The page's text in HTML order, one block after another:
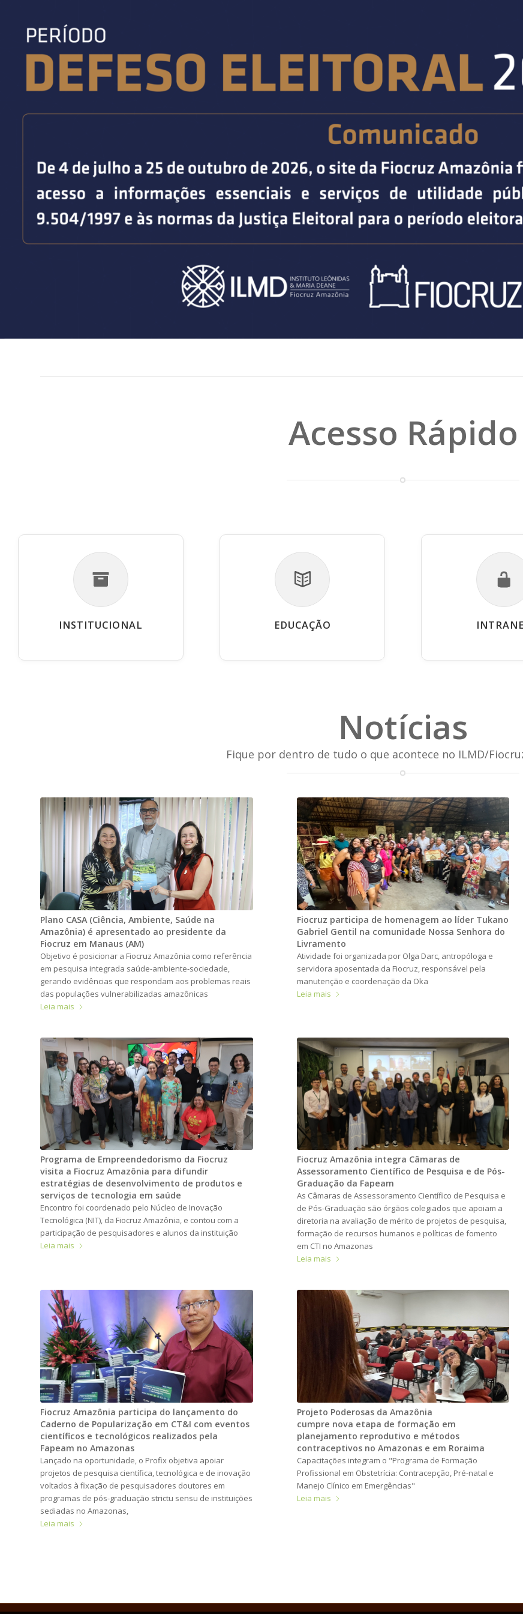
Acesso Rápido
INSTITUCIONAL EDUCAÇÃO
Notícias
Fique por dentro de tudo o que acontece no ILMD/
Plano CASA (Ciência, Ambiente, Saúde na
Amazônia) é apresentado ao presidente da
Fiocruz em Manaus (AM)
Objetivo é posicionar a Fiocruz Amazônia como referência
em pesquisa integrada saúde-ambiente-sociedade,
gerando evidências que respondam aos problemas reais
das populações vulnerabilizadas amazônicas
Leia mais
Fiocruz participa de homenagem ao líder Tukano
Gabriel Gentil na comunidade Nossa Senhora do
Livramento
Atividade foi organizada por Olga Darc, antropóloga e
servidora aposentada da Fiocruz, responsável pela
manutenção e coordenação da Oka
Leia mais
Programa de Empreendedorismo da Fiocruz
visita a Fiocruz Amazônia para difundir
estratégias de desenvolvimento de produtos e
serviços de tecnologia em saúde
Encontro foi coordenado pelo Núcleo de Inovação
Tecnológica (NIT), da Fiocruz Amazônia, e contou com a
participação de pesquisadores e alunos da instituição
Leia mais
Fiocruz Amazônia integra Câmaras de
Assessoramento Científico de Pesquisa e de Pós-
Graduação da Fapeam
As Câmaras de Assessoramento Científico de Pesquisa e
de Pós-Graduação são órgãos colegiados que apoiam a
diretoria na avaliação de mérito de projetos de pesquisa,
formação de recursos humanos e políticas de fomento
em CTI no Amazonas
Leia mais
Fiocruz Amazônia participa do lançamento do
Caderno de Popularização em CT&I com eventos
científicos e tecnológicos realizados pela
Fapeam no Amazonas
Lançado na oportunidade, o Profix objetiva apoiar
projetos de pesquisa científica, tecnológica e de inovação
voltados à fixação de pesquisadores doutores em
programas de pós-graduação strictu sensu de instituições
sediadas no Amazonas,
Leia mais
Projeto Poderosas da Amazônia
cumpre nova etapa de formação em
planejamento reprodutivo e métodos
contraceptivos no Amazonas e em Roraima
Capacitações integram o "Programa de Formação
Profissional em Obstetrícia: Contracepção, Pré-natal e
Manejo Clínico em Emergências"
Leia mais